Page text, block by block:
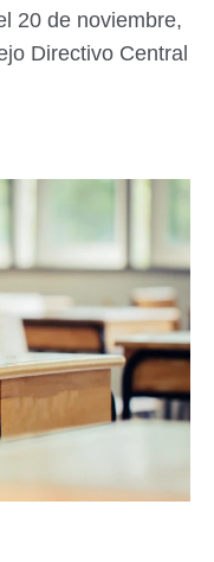
20 de noviembre,
Directivo Central